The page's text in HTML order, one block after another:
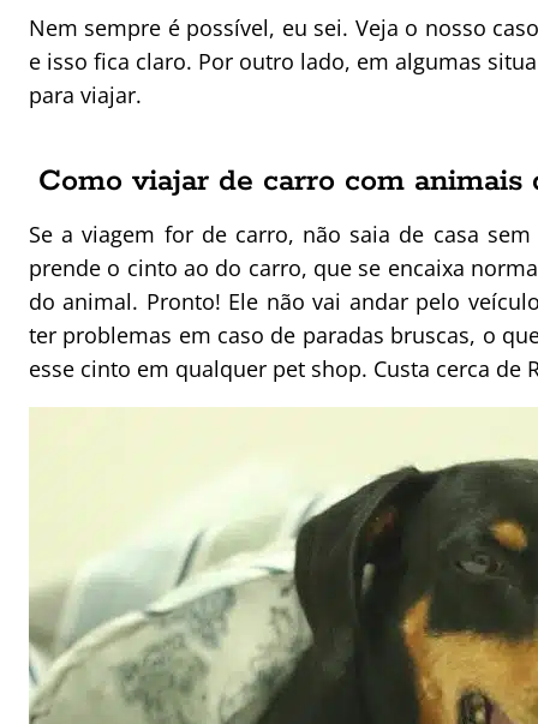
Nem sempre é possível, eu sei. Veja o nosso
e isso fica claro. Por outro lado, em algumas
para viajar.
Como viajar de carro com animais
Se a viagem for de carro, não saia de casa
prende o cinto ao do carro, que se encaixa
do animal. Pronto! Ele não vai andar pelo
ter problemas em caso de paradas bruscas, o
esse cinto em qualquer pet shop. Custa cerca de